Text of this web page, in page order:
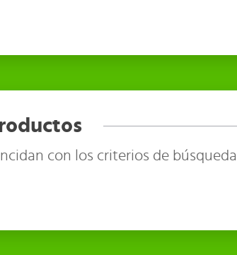
con los criterios de búsqueda